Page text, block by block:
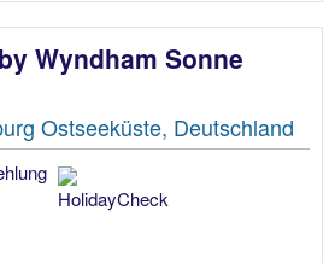
Wyndham Sonne
Ostseeküste, Deutschland